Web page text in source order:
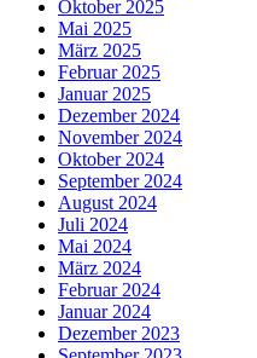
Oktober 2025
Mai 2025
März 2025
Februar 2025
Januar 2025
Dezember 2024
November 2024
Oktober 2024
September 2024
August 2024
Juli 2024
Mai 2024
März 2024
Februar 2024
Januar 2024
Dezember 2023